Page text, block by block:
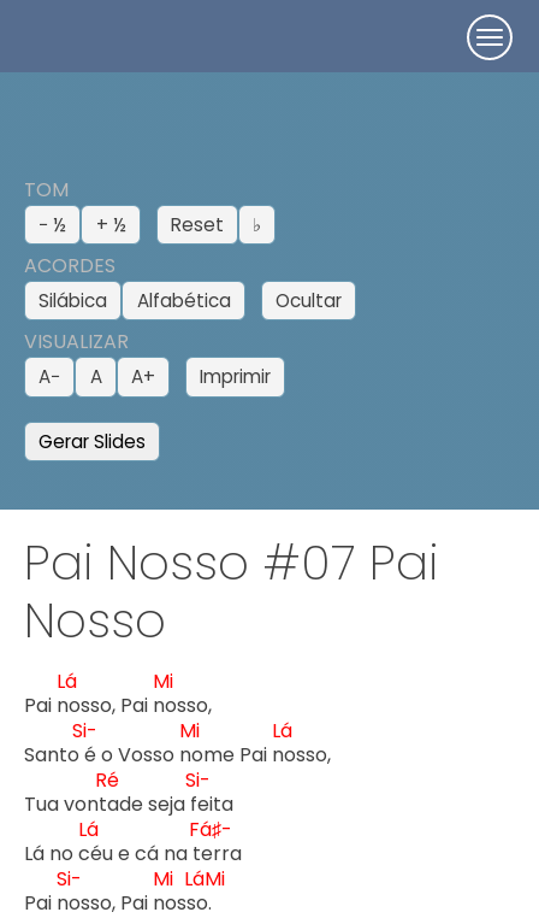
TOM
− ½ + ½ Reset ♭
ACORDES
Silábica Alfabética Ocultar
VISUALIZAR
A− A A+ Imprimir
Gerar Slides
Pai Nosso #07 Pai
Nosso
Pai n
Lá
osso, Pai n
Mi
osso,
Santo
Si-
é o Vosso n
Mi
ome Pai n
Lá
osso,
Tua vont
Ré
ade seja f
Si-
eita
Lá no c
Lá
éu e cá na t
Fá♯-
erra
Pai n
Si-
osso, Pai n
Mi
oss
Lá
o.
Mi